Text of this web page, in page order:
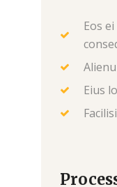
Eos
Eius